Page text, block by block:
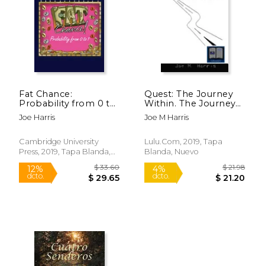
15% 6%
Fat Chance:
Probability from 0 to
1 (en Inglés)
Joe Harris
Cambridge University
Press, 2019, Tapa Blanda,
Nuevo
Quest: The Journey
Within. The Journey
Within. (en Inglés)
Joe M Harris
Lulu.Com, 2019, Tapa
Blanda, Nuevo